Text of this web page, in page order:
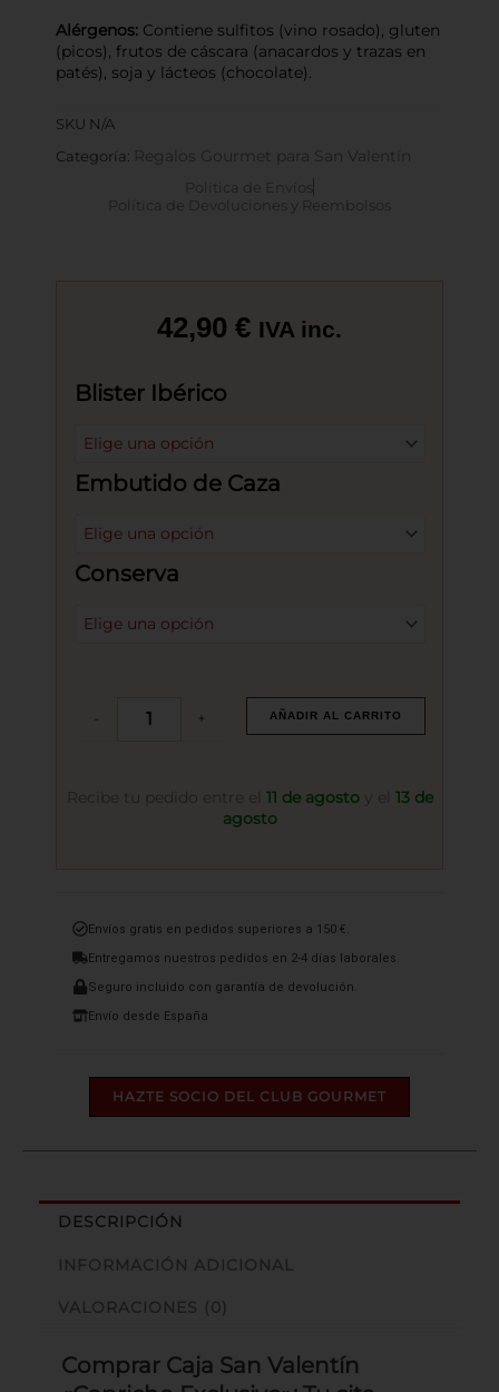
Alérgenos: Contiene sulfitos (vino rosado), gluten
(picos), frutos de cáscara (anacardos y trazas en
patés), soja y lácteos (chocolate).
SKU N/A
Categoría: Regalos Gourmet para San Valentín
Política de Envíos
Política de Devoluciones y Reembolsos
42,90 € IVA inc.
Blister Ibérico
Embutido de Caza
Conserva
Caja
Gourmet
Valentín
"Capricho
Exclusivo"
+ AÑADIR AL CARRITO
Recibe tu pedido entre el 11 de agostoy el 13 de
agosto
Envíos gratis en pedidos superiores a 150 €.
Entregamos nuestros pedidos en 2-4 días laborales.
Seguro incluido con garantía de devolución.
Envío desde España
HAZTE SOCIO DEL CLUB GOURMET
DESCRIPCIÓN
INFORMACIÓN ADICIONAL
VALORACIONES (0)
Comprar Caja San Valentín